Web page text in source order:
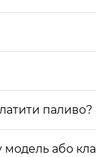
паливо?
або